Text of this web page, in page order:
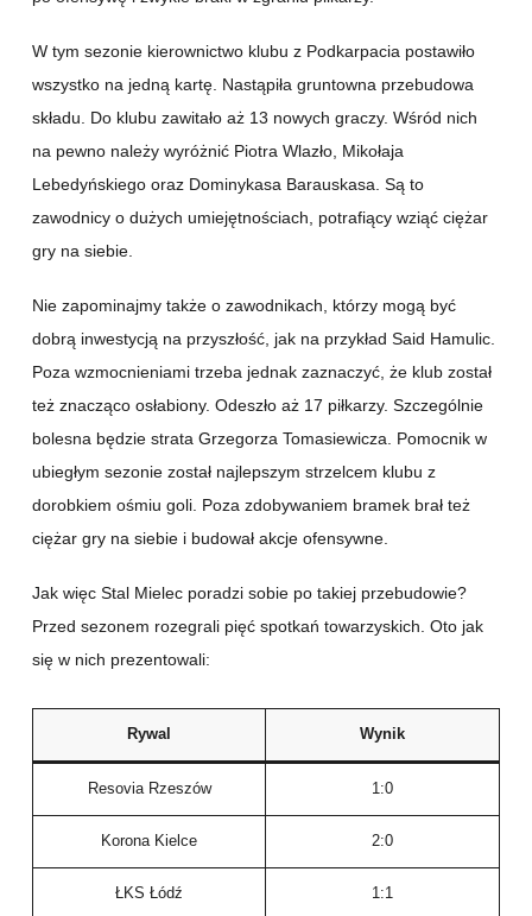
W tym sezonie kierownictwo klubu z Podkarpacia postawiło
wszystko na jedną kartę. Nastąpiła gruntowna przebudowa
składu. Do klubu zawitało aż 13 nowych graczy. Wśród nich
na pewno należy wyróżnić Piotra Wlazło, Mikołaja
Lebedyńskiego oraz Dominykasa Barauskasa. Są to
zawodnicy o dużych umiejętnościach, potrafiący wziąć ciężar
gry na siebie.
Nie zapominajmy także o zawodnikach, którzy mogą być
dobrą inwestycją na przyszłość, jak na przykład Said Hamulic.
Poza wzmocnieniami trzeba jednak zaznaczyć, że klub został
też znacząco osłabiony. Odeszło aż 17 piłkarzy. Szczególnie
bolesna będzie strata Grzegorza Tomasiewicza. Pomocnik w
ubiegłym sezonie został najlepszym strzelcem klubu z
dorobkiem ośmiu goli. Poza zdobywaniem bramek brał też
ciężar gry na siebie i budował akcje ofensywne.
Jak więc Stal Mielec poradzi sobie po takiej przebudowie?
Przed sezonem rozegrali pięć spotkań towarzyskich. Oto jak
się w nich prezentowali:
Rywal Wynik
Resovia Rzeszów 1:0
Korona Kielce 2:0
ŁKS Łódź 1:1